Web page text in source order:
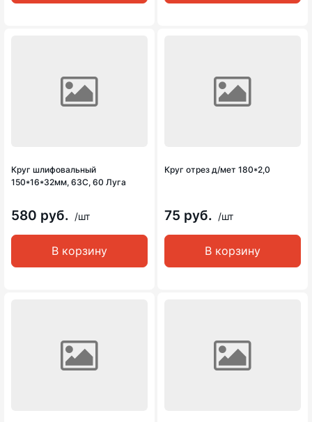
Круг шлифовальный
150*16*32мм, 63С, 60 Луга
580 руб. /шт
В корзину
Круг отрез д/мет 180*2,0
75 руб. /шт
В корзину